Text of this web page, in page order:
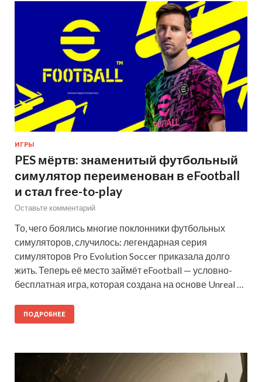
ИГРЫ
PES мёртв: знаменитый футбольный
симулятор переименован в eFootball
и стал free-to-play
Оставьте комментарий
То, чего боялись многие поклонники футбольных
симуляторов, случилось: легендарная серия
симуляторов Pro Evolution Soccer приказала долго
жить. Теперь её место займёт eFootball — условно-
бесплатная игра, которая создана на основе Unreal …
ПОДРОБНЕЕ